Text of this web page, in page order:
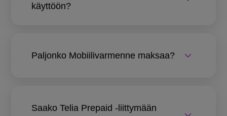
käyttöön?
Paljonko Mobiilivarmenne maksaa?
Saako Telia Prepaid -liittymään